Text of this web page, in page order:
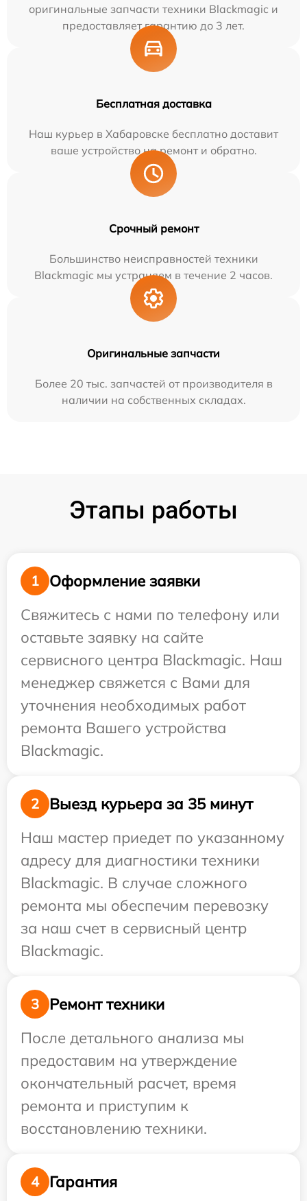
оригинальные запчасти техники Blackmagic и
предоставляет гарантию до 3 лет.
Бесплатная доставка
Наш курьер в Хабаровске бесплатно доставит
ваше устройство на ремонт и обратно.
Срочный ремонт
Большинство неисправностей техники
Blackmagic мы устраняем в течение 2 часов.
Оригинальные запчасти
Более 20 тыс. запчастей от производителя в
наличии на собственных складах.
Этапы работы
1
Оформление заявки
Свяжитесь с нами по телефону или
оставьте заявку на сайте
сервисного центра Blackmagic. Наш
менеджер свяжется с Вами для
уточнения необходимых работ
ремонта Вашего устройства
Blackmagic.
2
Выезд курьера за 35 минут
Наш мастер приедет по указанному
адресу для диагностики техники
Blackmagic. В случае сложного
ремонта мы обеспечим перевозку
за наш счет в сервисный центр
Blackmagic.
3
Ремонт техники
После детального анализа мы
предоставим на утверждение
окончательный расчет, время
ремонта и приступим к
восстановлению техники.
4 Гарантия